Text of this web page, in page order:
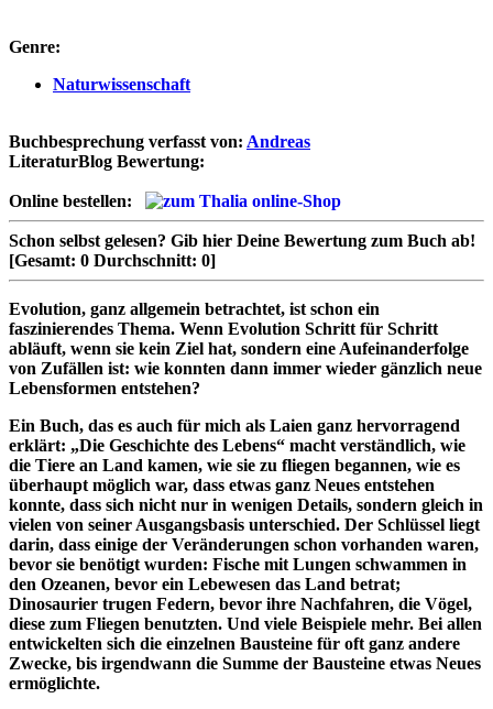
Genre:
Naturwissenschaft
Buchbesprechung verfasst von: Andreas
LiteraturBlog Bewertung:
Online bestellen:
Schon selbst gelesen? Gib hier Deine Bewertung zum Buch ab!
[Gesamt: 0 Durchschnitt: 0]
Evolution, ganz allgemein betrachtet, ist schon ein
faszinierendes Thema. Wenn Evolution Schritt für Schritt
abläuft, wenn sie kein Ziel hat, sondern eine Aufeinanderfolge
von Zufällen ist: wie konnten dann immer wieder gänzlich neue
Lebensformen entstehen?
Ein Buch, das es auch für mich als Laien ganz hervorragend
erklärt: „Die Geschichte des Lebens“ macht verständlich, wie
die Tiere an Land kamen, wie sie zu fliegen begannen, wie es
überhaupt möglich war, dass etwas ganz Neues entstehen
konnte, dass sich nicht nur in wenigen Details, sondern gleich in
vielen von seiner Ausgangsbasis unterschied. Der Schlüssel liegt
darin, dass einige der Veränderungen schon vorhanden waren,
bevor sie benötigt wurden: Fische mit Lungen schwammen in
den Ozeanen, bevor ein Lebewesen das Land betrat;
Dinosaurier trugen Federn, bevor ihre Nachfahren, die Vögel,
diese zum Fliegen benutzten. Und viele Beispiele mehr. Bei allen
entwickelten sich die einzelnen Bausteine für oft ganz andere
Zwecke, bis irgendwann die Summe der Bausteine etwas Neues
ermöglichte.